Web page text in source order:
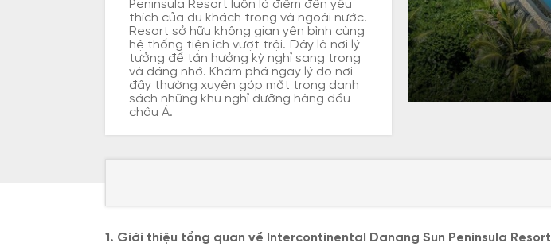
Peninsula Resort luôn là điểm đến yêu
thích của du khách trong và ngoài nước.
Resort sở hữu không gian yên bình cùng
hệ thống tiện ích vượt trội. Đây là nơi lý
tưởng để tận hưởng kỳ nghỉ sang trọng
và đáng nhớ. Khám phá ngay lý do nơi
đây thường xuyên góp mặt trong danh
sách những khu nghỉ dưỡng hàng đầu
châu Á.
1. Giới thiệu tổng quan về Intercontinental Danang Sun Peninsula Resort